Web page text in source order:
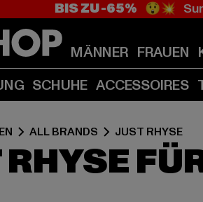
BIS ZU -65% 😲💥
MÄNNER FRAUEN
SCHUHE ACCESSOIRES
ALL BRANDS JUST RHYSE